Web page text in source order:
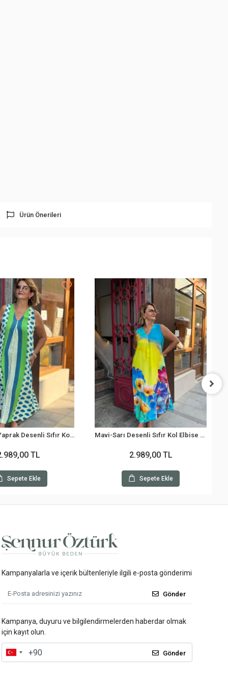
Ürün Önerileri
Mavi-Yeşil Yaprak Desenli Sıfır Kol Elbise BY200
TL
Sepete Ekle
Mavi-Sarı Desenli Sıfır Kol Elbise BY200
2.989,00 TL
Sepete Ekle
Kampanyalarla ve içerik bültenleriyle ilgili e-posta gönderimi
Gönder
Kampanya, duyuru ve bilgilendirmelerden haberdar olmak
için kayıt olun.
Gönder